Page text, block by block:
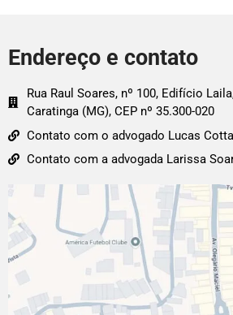
Endereço e contato
Rua Raul Soares, nº 100, Edifício
Caratinga (MG), CEP nº 35.300-020
Contato com o advogado Lucas Cotta
Contato com a advogada Larissa